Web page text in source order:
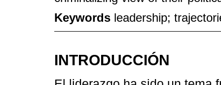
Keywords leadership;
INTRODUCCIÓN